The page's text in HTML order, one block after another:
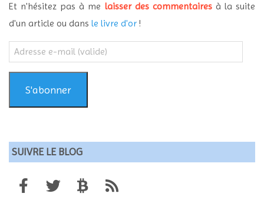
Et n'hésitez pas à me laisser des commentairesà la suite
d'un article ou dans le livre d'or !
Adresse
e-
mail
(valide)S'abonner
SUIVRE LE BLOG